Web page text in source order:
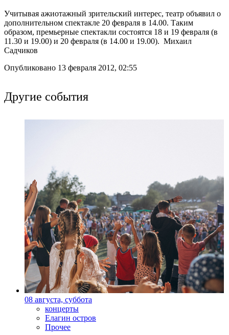
Учитывая ажиотажный зрительский интерес, театр объявил о
дополнительном спектакле 20 февраля в 14.00. Таким
образом, премьерные спектакли состоятся 18 и 19 февраля (в
11.30 и 19.00) и 20 февраля (в 14.00 и 19.00). Михаил
Садчиков
Опубликовано 13 февраля 2012, 02:55
Другие события
08 августа, суббота
концерты
Елагин остров
Прочее